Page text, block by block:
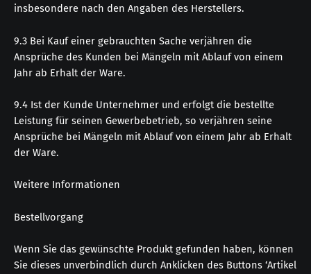
insbesondere nach den Angaben des Herstellers.
9.3 Bei Kauf einer gebrauchten Sache verjähren die
Ansprüche des Kunden bei Mängeln mit Ablauf von einem
Jahr ab Erhalt der Ware.
9.4 Ist der Kunde Unternehmer und erfolgt die bestellte
Leistung für seinen Gewerbebetrieb, so verjähren seine
Ansprüche bei Mängeln mit Ablauf von einem Jahr ab Erhalt
der Ware.
Weitere Informationen
Bestellvorgang
Wenn Sie das gewünschte Produkt gefunden haben, können
Sie dieses unverbindlich durch Anklicken des Buttons ‘Artikel